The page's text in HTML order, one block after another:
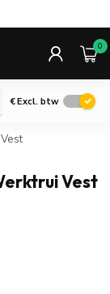
0
€Excl. btw
Vest